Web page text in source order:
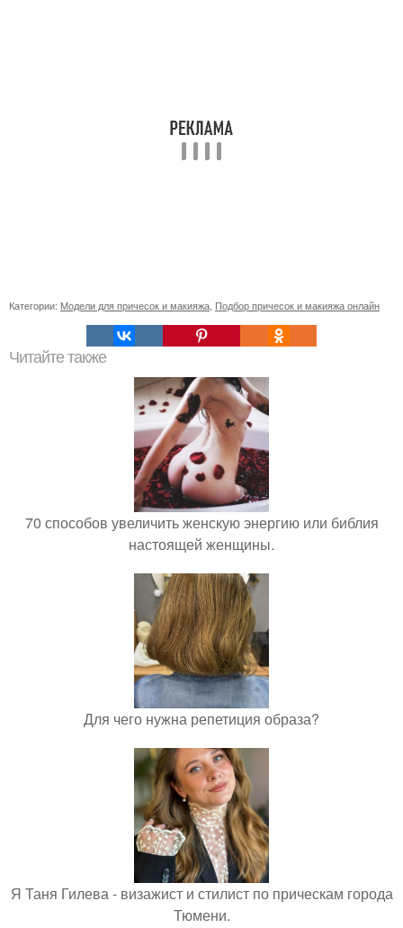
Категории: Модели для причесок и макияжа Подбор причесок и макияжа онлайн
Читайте также
70 способов увеличить женскую энергию или библия
настоящей женщины.
Для чего нужна репетиция образа?
Я Таня Гилева - визажист и стилист по прическам города
Тюмени.